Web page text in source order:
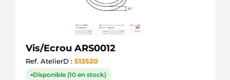
Vis/Ecrou ARS0012
Ref. AtelierD : 513520
Disponible (10 en stock)